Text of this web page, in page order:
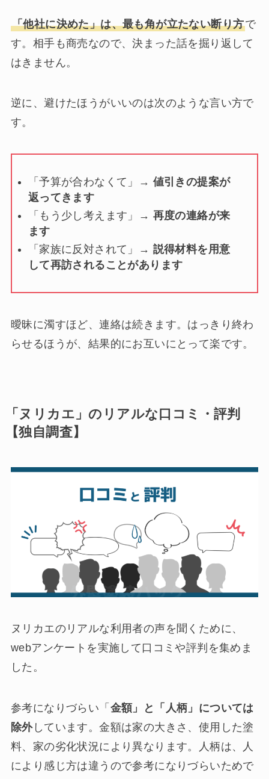
「他社に決めた」は、最も角が立たない断り方で
す。相手も商売なので、決まった話を掘り返して
はきません。
逆に、避けたほうがいいのは次のような言い方で
す。
「予算が合わなくて」→ 値引きの提案が
返ってきます
「もう少し考えます」→ 再度の連絡が来
ます
「家族に反対されて」→ 説得材料を用意
して再訪されることがあります
曖昧に濁すほど、連絡は続きます。はっきり終わ
らせるほうが、結果的にお互いにとって楽です。
「ヌリカエ」のリアルな口コミ・評判
【独自調査】
ヌリカエのリアルな利用者の声を聞くために、
webアンケートを実施して口コミや評判を集めま
した。
参考になりづらい「 金額」と「人柄」については
除外しています。金額は家の大きさ、使用した塗
料、家の劣化状況により異なります。人柄は、人
により感じ方は違うので参考になりづらいためで